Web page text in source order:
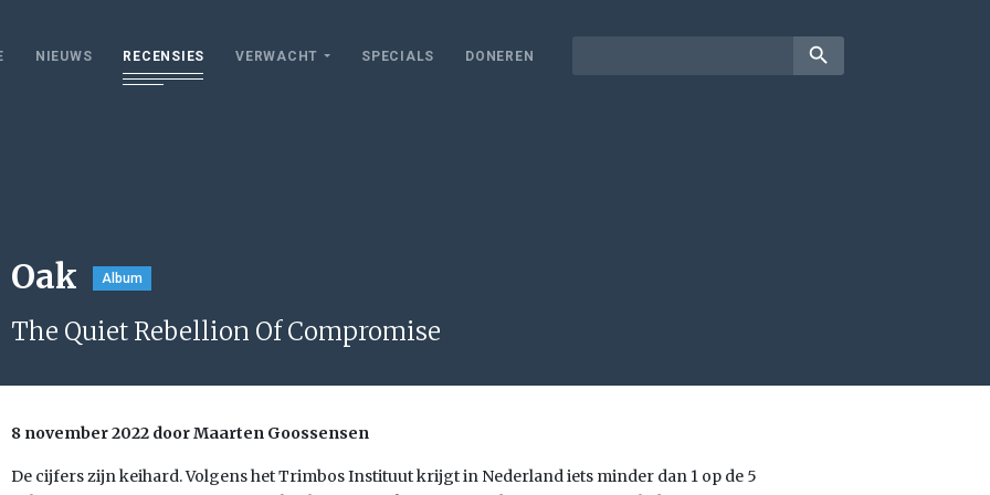
NIEUWS RECENSIES VERWACHT SPECIALS DONEREN search
Oak Album
The Quiet Rebellion Of Compromise
8 november 2022 door Maarten Goossensen
De cijfers zijn keihard. Volgens het Trimbos Instituut krijgt in Nederland iets minder dan 1 op de 5